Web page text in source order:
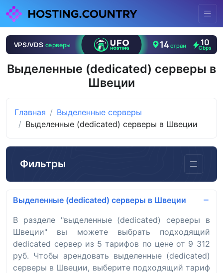
Выделенные (dedicated) серверы в
Швеции
Главная
Выделенные серверы
Выделенные (dedicated) серверы в Швеции
Фильтры
Выделенные (dedicated) серверы в Швеции
В разделе "выделенные (dedicated) серверы в
Швеции" вы можете выбрать подходящий
dedicated сервер из 5 тарифов по цене от 9 312
руб. Чтобы арендовать выделенные (dedicated)
серверы в Швеции, выберите подходящий тариф